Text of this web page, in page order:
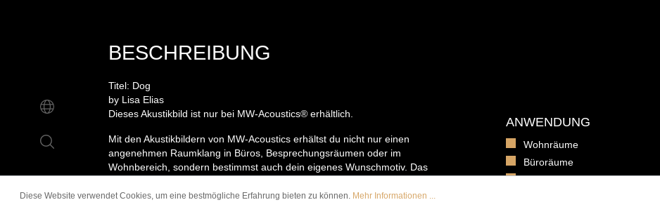
BESCHREIBUNG
Titel: Dog
by Lisa Elias
Dieses Akustikbild ist nur bei MW-Acoustics® erhältlich.
Mit den Akustikbildern von MW-Acoustics erhältst du nicht nur einen
angenehmen Raumklang in Büros, Besprechungsräumen oder im
Wohnbereich, sondern bestimmst auch dein eigenes Wunschmotiv. Das
geliefert, sodass das Aufhängen des Bildes kinderleicht von der Hand geht.
ANWENDUNG
Wohnräume
Büroräume
Verwaltungsgebäuden
Diese Website verwendet Cookies, um eine bestmögliche Erfahrung bieten zu können. Mehr Informationen ...